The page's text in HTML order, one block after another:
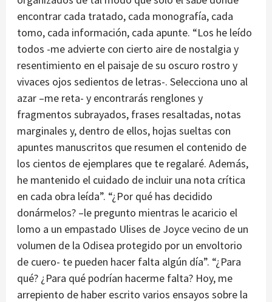
encontrar cada tratado, cada monografía, cada
tomo, cada información, cada apunte. “Los he leído
todos -me advierte con cierto aire de nostalgia y
resentimiento en el paisaje de su oscuro rostro y
vivaces ojos sedientos de letras-. Selecciona uno al
azar –me reta- y encontrarás renglones y
fragmentos subrayados, frases resaltadas, notas
marginales y, dentro de ellos, hojas sueltas con
apuntes manuscritos que resumen el contenido de
los cientos de ejemplares que te regalaré. Además,
he mantenido el cuidado de incluir una nota crítica
en cada obra leída”. “¿Por qué has decidido
donármelos? –le pregunto mientras le acaricio el
lomo a un empastado Ulises de Joyce vecino de un
volumen de la Odisea protegido por un envoltorio
de cuero- te pueden hacer falta algún día”. “¿Para
qué? ¿Para qué podrían hacerme falta? Hoy, me
arrepiento de haber escrito varios ensayos sobre la